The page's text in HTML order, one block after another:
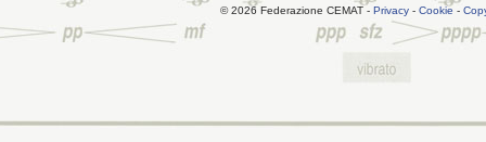
© 2026 Federazione CEMAT - Privacy - Cookie -